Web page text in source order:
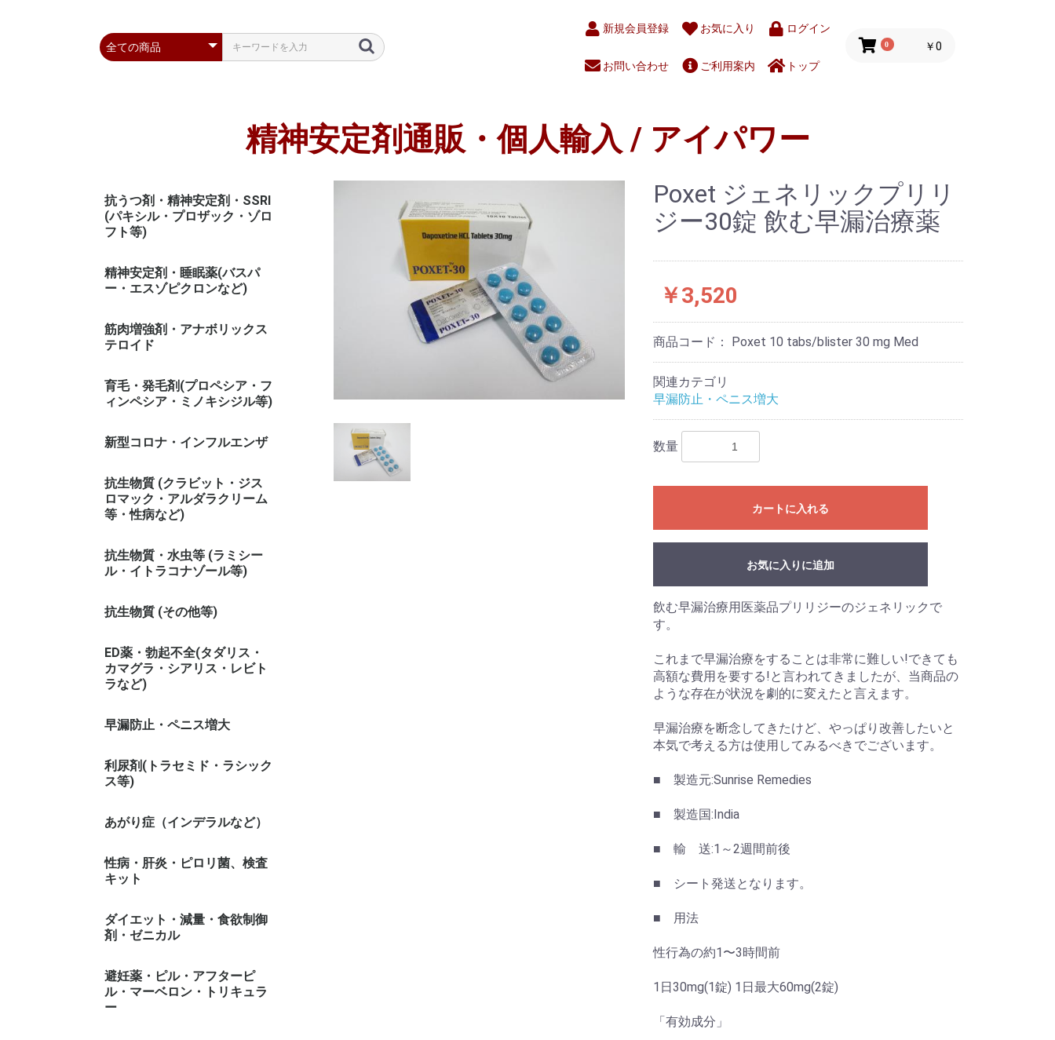
新規会員登録 お気に入り ログイン
お問い合わせ ご利用案内 トップ
0 ￥0
精神安定剤通販・個人輸入 / アイパワー
抗うつ剤・精神安定剤・SSRI
(パキシル・プロザック・ゾロ
フト等)
精神安定剤・睡眠薬(バスパ
ー・エスゾピクロンなど)
筋肉増強剤・アナボリックス
テロイド
育毛・発毛剤(プロペシア・フ
ィンペシア・ミノキシジル等)
新型コロナ・インフルエンザ
抗生物質 (クラビット・ジス
ロマック・アルダラクリーム
等・性病など)
抗生物質・水虫等 (ラミシー
ル・イトラコナゾール等)
抗生物質 (その他等)
ED薬・勃起不全(タダリス・
カマグラ・シアリス・レビト
ラなど)
早漏防止・ペニス増大
利尿剤(トラセミド・ラシック
ス等)
あがり症（インデラルなど）
性病・肝炎・ピロリ菌、検査
キット
ダイエット・減量・食欲制御
剤・ゼニカル
避妊薬・ピル・アフターピ
ル・マーベロン・トリキュラ
ー
Poxet ジェネリックプリリ
ジー30錠 飲む早漏治療薬
￥3,520
商品コード： Poxet 10 tabs/blister 30 mg Med
関連カテゴリ
早漏防止・ペニス増大
数量
カートに入れる
お気に入りに追加
飲む早漏治療用医薬品プリリジーのジェネリックで
す。
これまで早漏治療をすることは非常に難しい!できても
高額な費用を要する!と言われてきましたが、当商品の
ような存在が状況を劇的に変えたと言えます。
早漏治療を断念してきたけど、やっぱり改善したいと
本気で考える方は使用してみるべきでございます。
■ 製造元:Sunrise Remedies
■ 製造国:India
■ 輸 送:1～2週間前後
■ シート発送となります。
■ 用法
性行為の約1〜3時間前
1日30mg(1錠) 1日最大60mg(2錠)
「有効成分」